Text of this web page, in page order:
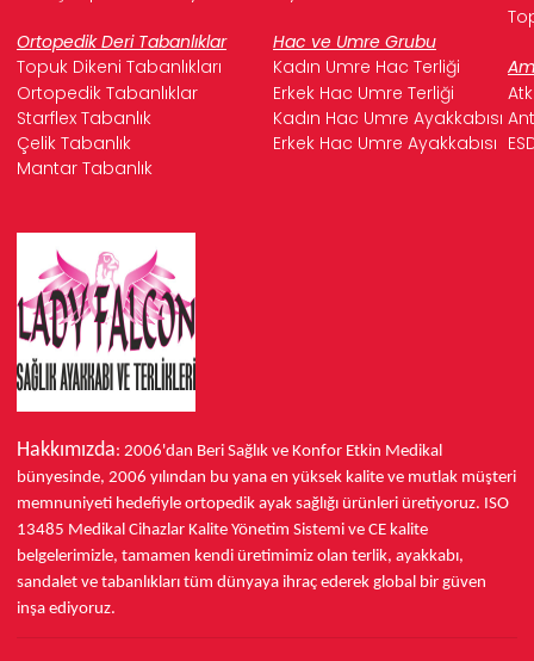
Ortopedik Deri Tabanlıklar
Hac ve Umre Grubu
Topuk Dikeni Tabanlıkları
Kadın Umre Hac Terliği
Ortopedik Tabanlıklar
Erkek Hac Umre Terliği
Starflex Tabanlık
Kadın Hac Umre Ayakkabısı
Çelik Tabanlık
Erkek Hac Umre Ayakkabısı
Mantar Tabanlık
Hakkımızda: 2006'dan Beri Sağlık ve Konfor Etkin Medikal
bünyesinde, 2006 yılından bu yana en yüksek kalite ve mutlak müşteri
memnuniyeti hedefiyle ortopedik ayak sağlığı ürünleri üretiyoruz. ISO
13485 Medikal Cihazlar Kalite Yönetim Sistemi ve CE kalite
belgelerimizle, tamamen kendi üretimimiz olan terlik, ayakkabı,
sandalet ve tabanlıkları tüm dünyaya ihraç ederek global bir güven
inşa ediyoruz.